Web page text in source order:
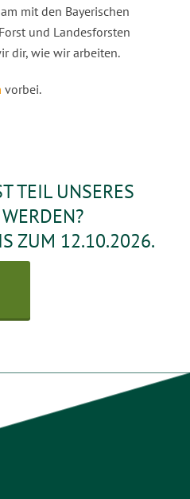
mit den Bayerischen
und Landesforsten
dir, wie wir arbeiten.
vorbei.
TEIL UNSERES
ZUM 12.10.2026.